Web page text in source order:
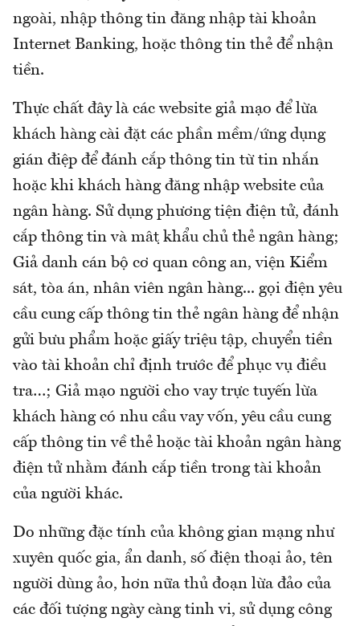
ngoài, nhập thông tin đăng nhập tài khoản
Internet Banking, hoặc thông tin thẻ để nhận
tiền.
Thực chất đây là các website giả mạo để lừa
khách hàng cài đặt các phần mềm/ứng dụng
gián điệp để đánh cắp thông tin từ tin nhắn
hoặc khi khách hàng đăng nhập website của
ngân hàng. Sử dụng phương tiện điện tử, đánh
cắp thông tin và mật khẩu chủ thẻ ngân hàng;
Giả danh cán bộ cơ quan công an, viện Kiểm
sát, tòa án, nhân viên ngân hàng... gọi điện yêu
cầu cung cấp thông tin thẻ ngân hàng để nhận
gửi bưu phẩm hoặc giấy triệu tập, chuyển tiền
vào tài khoản chỉ định trước để phục vụ điều
tra…; Giả mạo người cho vay trực tuyến lừa
khách hàng có nhu cầu vay vốn, yêu cầu cung
cấp thông tin về thẻ hoặc tài khoản ngân hàng
điện tử nhằm đánh cắp tiền trong tài khoản
của người khác.
Do những đặc tính của không gian mạng như
xuyên quốc gia, ẩn danh, số điện thoại ảo, tên
người dùng ảo, hơn nữa thủ đoạn lừa đảo của
các đối tượng ngày càng tinh vi, sử dụng công